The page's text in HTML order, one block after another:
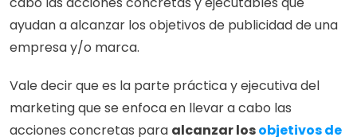
ayudan a alcanzar los objetivos de publicidad de una
empresa y/o marca.
Vale decir que es la parte práctica y ejecutiva del
marketing que se enfoca en llevar a cabo las
acciones concretas para alcanzar los objetivos de